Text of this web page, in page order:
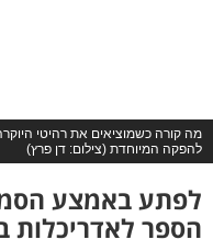
מה קורה כשמוציאים את רהיטי
להפקה המיוחדת (צילום: דן פרץ)
לפתע באמצע
הספר לאדריכלות